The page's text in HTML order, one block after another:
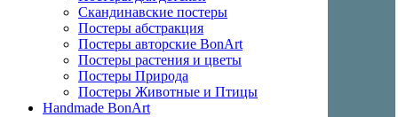
Скандинавские постеры
Постеры абстракция
Постеры авторские BonArt
Постеры растения и цветы
Постеры Природа
Постеры Животные и Птицы
Handmade BonArt